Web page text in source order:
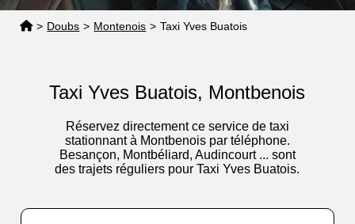
> Doubs > Montenois > Taxi Yves Buatois
Taxi Yves Buatois, Montbenois
Réservez directement ce service de taxi
stationnant à Montbenois par téléphone.
Besançon, Montbéliard, Audincourt ... sont
des trajets réguliers pour Taxi Yves Buatois.